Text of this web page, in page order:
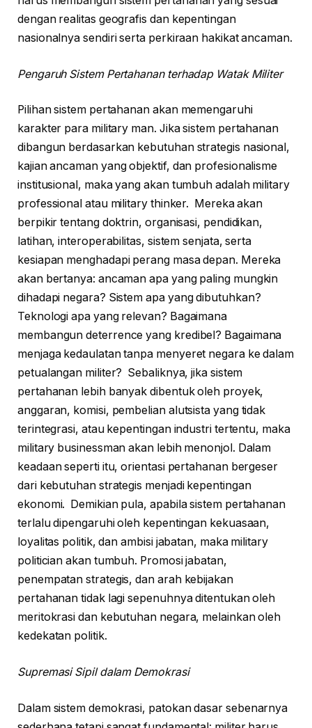
dengan realitas geografis dan kepentingan
nasionalnya sendiri serta perkiraan hakikat ancaman.
Pengaruh Sistem Pertahanan terhadap Watak Militer
Pilihan sistem pertahanan akan memengaruhi
karakter para military man. Jika sistem pertahanan
dibangun berdasarkan kebutuhan strategis nasional,
kajian ancaman yang objektif, dan profesionalisme
institusional, maka yang akan tumbuh adalah military
professional atau military thinker. Mereka akan
berpikir tentang doktrin, organisasi, pendidikan,
latihan, interoperabilitas, sistem senjata, serta
kesiapan menghadapi perang masa depan. Mereka
akan bertanya: ancaman apa yang paling mungkin
dihadapi negara? Sistem apa yang dibutuhkan?
Teknologi apa yang relevan? Bagaimana
membangun deterrence yang kredibel? Bagaimana
menjaga kedaulatan tanpa menyeret negara ke dalam
petualangan militer? Sebaliknya, jika sistem
pertahanan lebih banyak dibentuk oleh proyek,
anggaran, komisi, pembelian alutsista yang tidak
terintegrasi, atau kepentingan industri tertentu, maka
military businessman akan lebih menonjol. Dalam
keadaan seperti itu, orientasi pertahanan bergeser
dari kebutuhan strategis menjadi kepentingan
ekonomi. Demikian pula, apabila sistem pertahanan
terlalu dipengaruhi oleh kepentingan kekuasaan,
loyalitas politik, dan ambisi jabatan, maka military
politician akan tumbuh. Promosi jabatan,
penempatan strategis, dan arah kebijakan
pertahanan tidak lagi sepenuhnya ditentukan oleh
meritokrasi dan kebutuhan negara, melainkan oleh
kedekatan politik.
Supremasi Sipil dalam Demokrasi
Dalam sistem demokrasi, patokan dasar sebenarnya